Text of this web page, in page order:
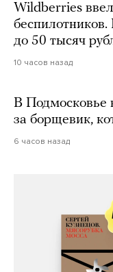
Wildberries
до 50 тысяч
10 часов назад
В Подмосковье
за борщевик,
6 часов назад